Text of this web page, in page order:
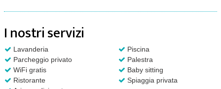
I nostri servizi
Lavanderia
Piscina
Parcheggio privato
Palestra
WiFi gratis
Baby sitting
Ristorante
Spiaggia privata